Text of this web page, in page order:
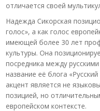
отличается своей
Надежда Сикорская
голос», а как голос
имеющей более 30 лет
культуры. Она
посредника между
название её блога
акцент является не
позицией, но
европейском контексте.